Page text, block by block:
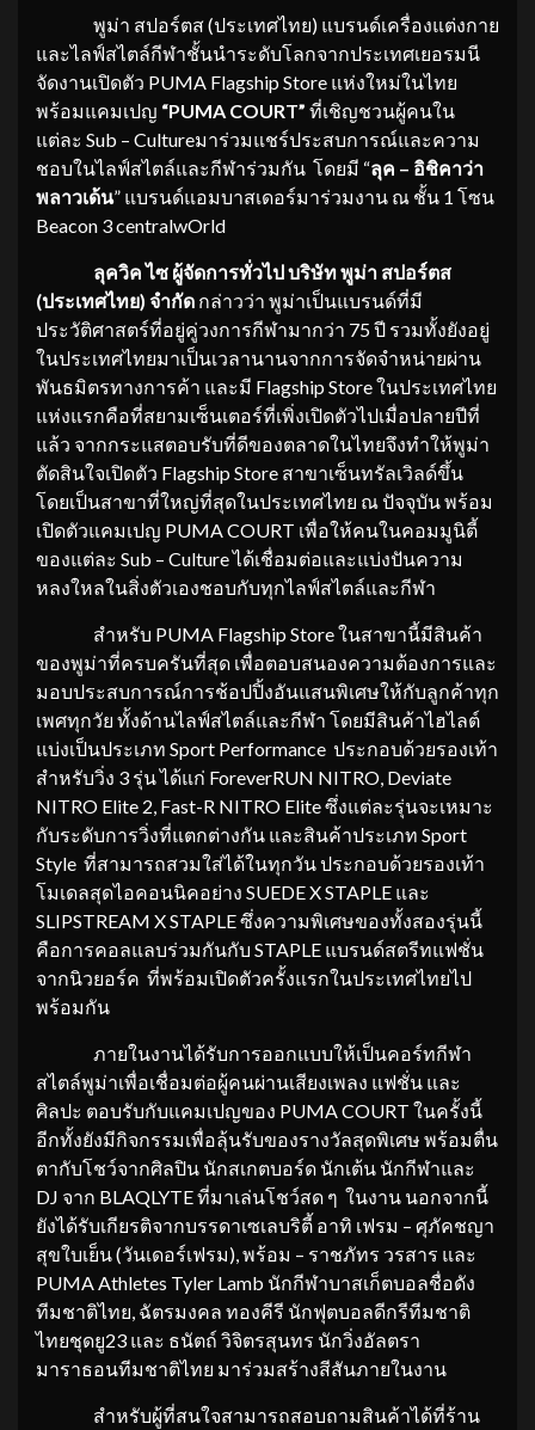
พูม่า สปอร์ตส (ประเทศไทย) แบรนด์เครื่องแต่งกาย
และไลฟ์สไตล์กีฬาชั้นนำระดับโลกจากประเทศเยอรมนี
จัดงานเปิดตัว PUMA Flagship Store แห่งใหม่ในไทย
พร้อมแคมเปญ “PUMA COURT” ที่เชิญชวนผู้คนใน
แต่ละ Sub – Cultureมาร่วมแชร์ประสบการณ์และความ
ชอบในไลฟ์สไตล์และกีฬาร่วมกัน โดยมี “ลุค – อิชิคาว่า
พลาวเด้น” แบรนด์แอมบาสเดอร์มาร่วมงาน ณ ชั้น 1 โซน
Beacon 3 centralwOrld
ลุควิค ไซ ผู้จัดการทั่วไป บริษัท พูม่า สปอร์ตส
(ประเทศไทย) จำกัด กล่าวว่า พูม่าเป็นแบรนด์ที่มี
ประวัติศาสตร์ที่อยู่คู่วงการกีฬามากว่า 75 ปี รวมทั้งยังอยู่
ในประเทศไทยมาเป็นเวลานานจากการจัดจำหน่ายผ่าน
พันธมิตรทางการค้า และมี Flagship Store ในประเทศไทย
แห่งแรกคือที่สยามเซ็นเตอร์ที่เพิ่งเปิดตัวไปเมื่อปลายปีที่
แล้ว จากกระแสตอบรับที่ดีของตลาดในไทยจึงทำให้พูม่า
ตัดสินใจเปิดตัว Flagship Store สาขาเซ็นทรัลเวิลด์ขึ้น
โดยเป็นสาขาที่ใหญ่ที่สุดในประเทศไทย ณ ปัจจุบัน พร้อม
เปิดตัวแคมเปญ PUMA COURT เพื่อให้คนในคอมมูนิตี้
ของแต่ละ Sub – Culture ได้เชื่อมต่อและแบ่งปันความ
หลงใหลในสิ่งตัวเองชอบกับทุกไลฟ์สไตล์และกีฬา
สำหรับ PUMA Flagship Store ในสาขานี้มีสินค้า
ของพูม่าที่ครบครันที่สุด เพื่อตอบสนองความต้องการและ
มอบประสบการณ์การช้อปปิ้งอันแสนพิเศษให้กับลูกค้าทุก
เพศทุกวัย ทั้งด้านไลฟ์สไตล์และกีฬา โดยมีสินค้าไฮไลต์
แบ่งเป็นประเภท Sport Performance ประกอบด้วยรองเท้า
สำหรับวิ่ง 3 รุ่น ได้แก่ ForeverRUN NITRO, Deviate
NITRO Elite 2, Fast-R NITRO Elite ซึ่งแต่ละรุ่นจะเหมาะ
กับระดับการวิ่งที่แตกต่างกัน และสินค้าประเภท Sport
Style ที่สามารถสวมใส่ได้ในทุกวัน ประกอบด้วยรองเท้า
โมเดลสุดไอคอนนิคอย่าง SUEDE X STAPLE และ
SLIPSTREAM X STAPLE ซึ่งความพิเศษของทั้งสองรุ่นนี้
คือการคอลแลบร่วมกันกับ STAPLE แบรนด์สตรีทแฟชั่น
จากนิวยอร์ค ที่พร้อมเปิดตัวครั้งแรกในประเทศไทยไป
พร้อมกัน
ภายในงานได้รับการออกแบบให้เป็นคอร์ทกีฬา
สไตล์พูม่าเพื่อเชื่อมต่อผู้คนผ่านเสียงเพลง แฟชั่น และ
ศิลปะ ตอบรับกับแคมเปญของ PUMA COURT ในครั้งนี้
อีกทั้งยังมีกิจกรรมเพื่อลุ้นรับของรางวัลสุดพิเศษ พร้อมตื่น
ตากับโชว์จากศิลปิน นักสเกตบอร์ด นักเต้น นักกีฬาและ
DJ จาก BLAQLYTE ที่มาเล่นโชว์สด ๆ ในงาน นอกจากนี้
ยังได้รับเกียรติจากบรรดาเซเลบริตี้ อาทิ เฟรม – ศุภัคชญา
สุขใบเย็น (วันเดอร์เฟรม), พร้อม – ราชภัทร วรสาร และ
PUMA Athletes Tyler Lamb นักกีฬาบาสเก็ตบอลชื่อดัง
ทีมชาติไทย, ฉัตรมงคล ทองคีรี นักฟุตบอลดีกรีทีมชาติ
ไทยชุดยู23 และ ธนัตถ์ วิจิตรสุนทร นักวิ่งอัลตรา
มาราธอนทีมชาติไทย มาร่วมสร้างสีสันภายในงาน
สำหรับผู้ที่สนใจสามารถสอบถามสินค้าได้ที่ร้าน